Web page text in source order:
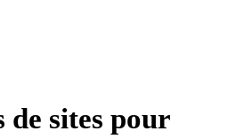
de sites pour